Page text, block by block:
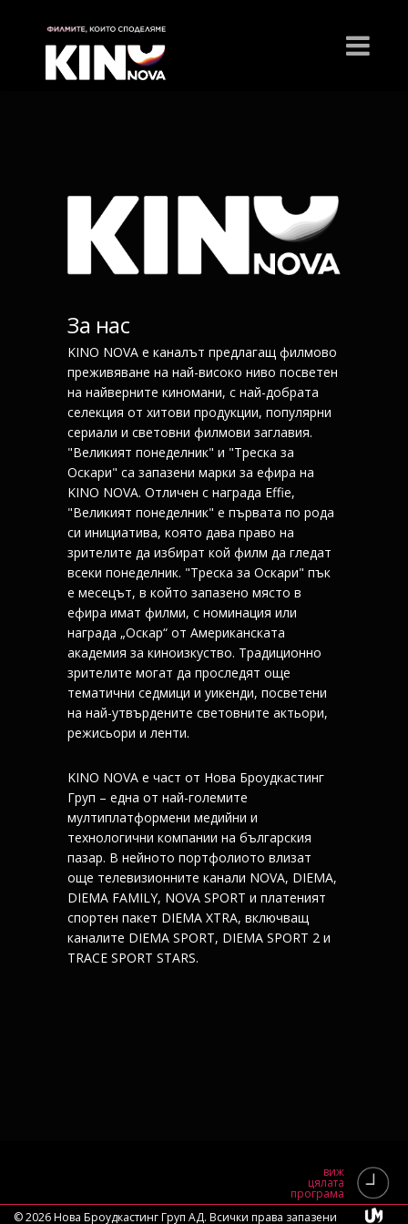
За нас
KINO NOVA е каналът предлагащ филмово
преживяване на най-високо ниво посветен
на найверните киномани, с най-добрата
селекция от хитови продукции, популярни
сериали и световни филмови заглавия.
"Великият понеделник" и "Треска за
Оскари" са запазени марки за ефира на
KINO NOVA. Отличен с награда Effie,
"Великият понеделник" е първата по рода
си инициатива, която дава право на
зрителите да избират кой филм да гледат
всеки понеделник. "Треска за Оскари" пък
е месецът, в който запазено място в
ефира имат филми, с номинация или
награда „Оскар“ от Американската
академия за киноизкуство. Традиционно
зрителите могат да проследят още
тематични седмици и уикенди, посветени
на най-утвърдените световните актьори,
режисьори и ленти.
KINO NOVA е част от Нова Броудкастинг
Груп – една от най-големите
мултиплатформени медийни и
технологични компании на българския
пазар. В нейното портфолиото влизат
още телевизионните канали NOVA, DIEMA,
DIEMA FAMILY, NOVA SPORT и платеният
спортен пакет DIEMA XTRA, включващ
каналите DIEMA SPORT, DIEMA SPORT 2 и
TRACE SPORT STARS.
виж
цялата
програма
© 2026 Нова Броудкастинг Груп АД. Всички права запазени